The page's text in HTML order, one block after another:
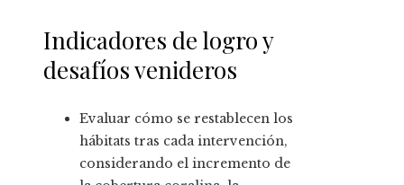
Indicadores de logro y
desafíos venideros
Evaluar cómo se restablecen los
hábitats tras cada intervención,
considerando el incremento de